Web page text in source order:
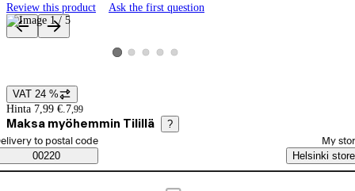
Review this product Ask the first question
Product images and videos
View product image 1
View product image 2
View product image 3
View product image 4
View product image 5
Price details
VAT 24 %
Hinta 7,99 €. 7,99
Maksa myöhemmin Tilillä ?
Saatavuustiedot
order method
to postal code
00220
My
Helsinki store